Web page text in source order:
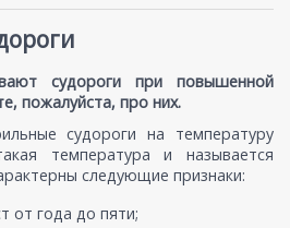
судороги при повышенной
пожалуйста, про них.
судороги на температуру
температура и называется
следующие признаки:
от года до пяти;